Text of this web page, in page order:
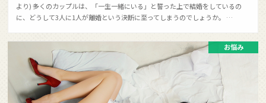
より) 多くのカップルは、「一生一緒にいる」と誓った上で結婚をしているの
に、どうして3人に1人が離婚という決断に至ってしまうのでしょうか。 …
お悩み